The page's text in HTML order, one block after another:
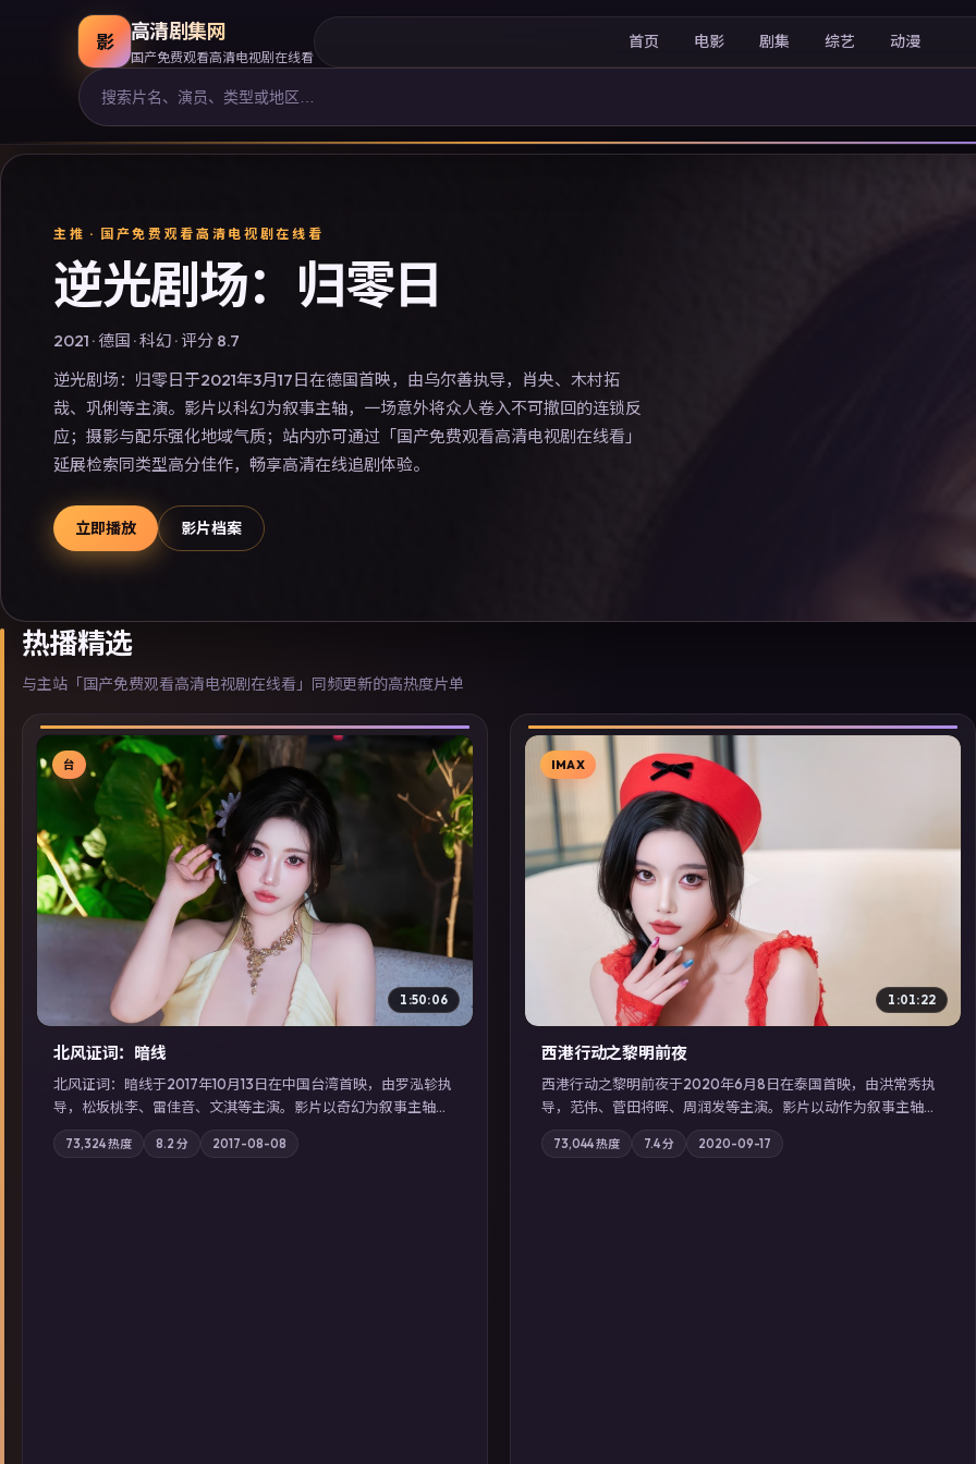
影 高清剧集网
国产免费观看高清电视剧在线看
首页 电影 剧集 综艺 动漫
主推 · 国产免费观看高清电视剧在线看
逆光剧场：归零日
2021 · 德国 ·科幻 · 评分 8.7
逆光剧场：归零日于2021年3月17日在德国首映，由乌尔善执导，肖央、木村拓
哉、巩俐等主演。影片以科幻为叙事主轴，一场意外将众人卷入不可撤回的连锁反
应；摄影与配乐强化地域气质；站内亦可通过「国产免费观看高清电视剧在线看」
延展检索同类型高分佳作，畅享高清在线追剧体验。
立即播放 影片档案
热播精选
与主站「国产免费观看高清电视剧在线看」同频更新的高热度片单
▶
台
1:50:06
北风证词：暗线
北风证词：暗线于2017年10月13日在中国台湾首映，由罗泓轸执
导，松坂桃李、雷佳音、文淇等主演。影片以奇幻为叙事主轴，
旧案重提，真相与谎言在同一条时间线上交锋；摄影与配乐强化
地域气质；站内亦可通过「国产免费观看高清电视剧在线看」延
73,324热度 8.2 分 2017-08-08
▶
IMAX
1:01:22
西港行动之黎明前夜
西港行动之黎明前夜于2020年6月8日在泰国首映，由洪常秀执
导，范伟、菅田将晖、周润发等主演。影片以动作为叙事主轴，
亲情与职责必须在倒计时结束前做出抉择；摄影与配乐强化地域
气质；站内亦可通过「国产免费观看高清电视剧在线看」延展检
73,044热度 7.4分 2020-09-17